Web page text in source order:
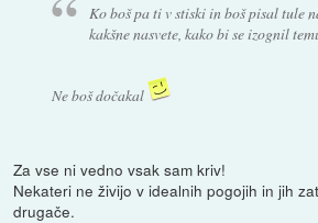
Ko boš pa ti v stiski in boš pisal tule
kakšne nasvete, kako bi se izognil
Ne boš dočakal
Za vse ni vedno vsak sam kriv!
Nekateri ne živijo v idealnih pogojih in jih
drugače.